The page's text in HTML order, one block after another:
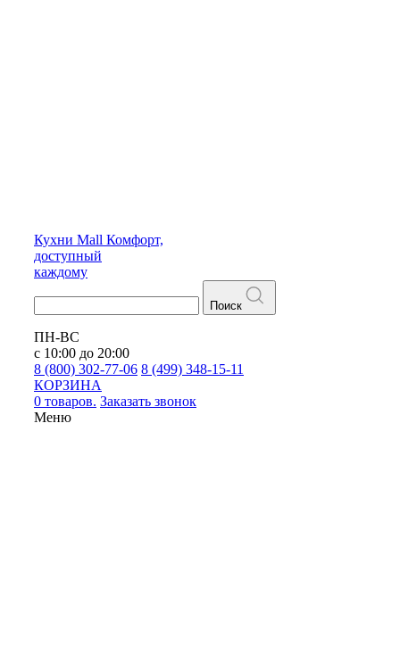
Кухни Mall Комфорт,
доступный
каждому
Поиск
ПН-ВС
с 10:00 до 20:00
8 (800) 302-77-06 8 (499) 348-15-11
КОРЗИНА
0 товаров. Заказать звонок
Меню